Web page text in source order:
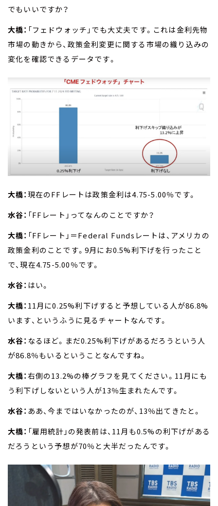
でもいいですか？
大橋： 「フェドウォッチ」でも大丈夫です。これは金利先物
市場の動きから、政策金利変更に関する市場の織り込みの
変化を確認できるデータです。
大橋：現在のFFレートは政策金利は4.75-5.00％です。
水谷： 「FFレート」ってなんのことですか？
大橋： 「FFレート」＝Federal Fundsレートは、アメリカの
政策金利のことです。9月にお0.5%利下げを行ったこと
で、現在4.75-5.00％です。
水谷： はい。
大橋： 11月に0.25%利下げすると予想している人が86.8%
います、というふうに見るチャートなんです。
水谷： なるほど。まだ0.25%利下げがあるだろうという人
が86.8％もいるということなんですね。
大橋：右側の13.2%の棒グラフを見てください。11月にも
う利下げしないという人が13％生まれたんです。
水谷： ああ、今まではいなかったのが、13％出てきたと。
大橋： 「雇用統計」の発表前は、11月も0.5%の利下げがある
だろうという予想が70％と大半だったんです。